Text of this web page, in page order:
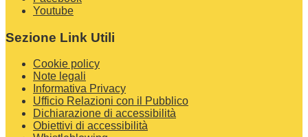
Youtube
Sezione Link Utili
Cookie policy
Note legali
Informativa Privacy
Ufficio Relazioni con il Pubblico
Dichiarazione di accessibilità
Obiettivi di accessibilità